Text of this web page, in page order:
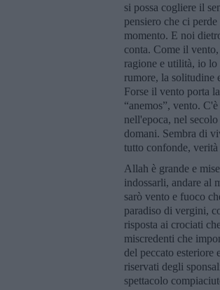
si possa cogliere il
pensiero che ci
momento. E noi
conta. Come il
ragione e utilità, io
rumore, la solitudine
Forse il vento porta
“anemos”, vento.
nell'epoca, nel
domani. Sembra di
tutto confonde, verità
Allah è grande e
indossarli, andare al
sarò vento e fuoco
paradiso di vergini,
risposta ai crociati
miscredenti che
del peccato
riservati degli
spettacolo